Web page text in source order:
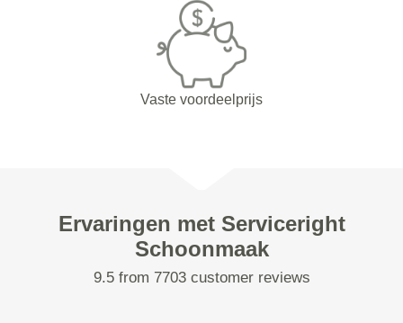
Vaste voordeelprijs
Ervaringen met Serviceright
Schoonmaak
9.5 from 7703 customer reviews